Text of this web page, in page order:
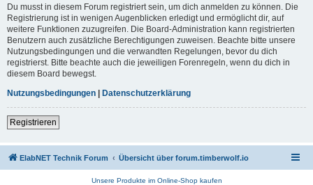
Du musst in diesem Forum registriert sein, um dich anmelden zu können. Die
Registrierung ist in wenigen Augenblicken erledigt und ermöglicht dir, auf
weitere Funktionen zuzugreifen. Die Board-Administration kann registrierten
Benutzern auch zusätzliche Berechtigungen zuweisen. Beachte bitte unsere
Nutzungsbedingungen und die verwandten Regelungen, bevor du dich
registrierst. Bitte beachte auch die jeweiligen Forenregeln, wenn du dich in
diesem Board bewegst.
Nutzungsbedingungen | Datenschutzerklärung
Registrieren
ElabNET Technik Forum Übersicht über forum.timberwolf.io
Unsere Produkte im Online-Shop kaufen